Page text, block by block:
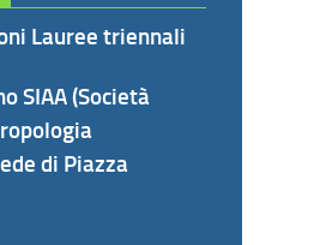
Lauree triennali
SIAA (Società
di Piazza